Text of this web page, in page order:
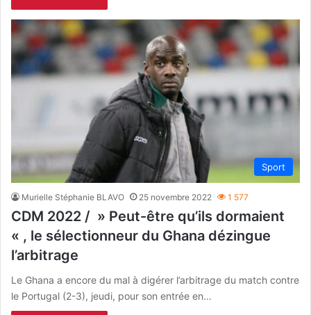
Sport
Murielle Stéphanie BLAVO 25 novembre 2022 1 577
CDM 2022 / » Peut-être qu’ils dormaient
« , le sélectionneur du Ghana dézingue
l’arbitrage
Le Ghana a encore du mal à digérer l’arbitrage du match contre
le Portugal (2-3), jeudi, pour son entrée en…